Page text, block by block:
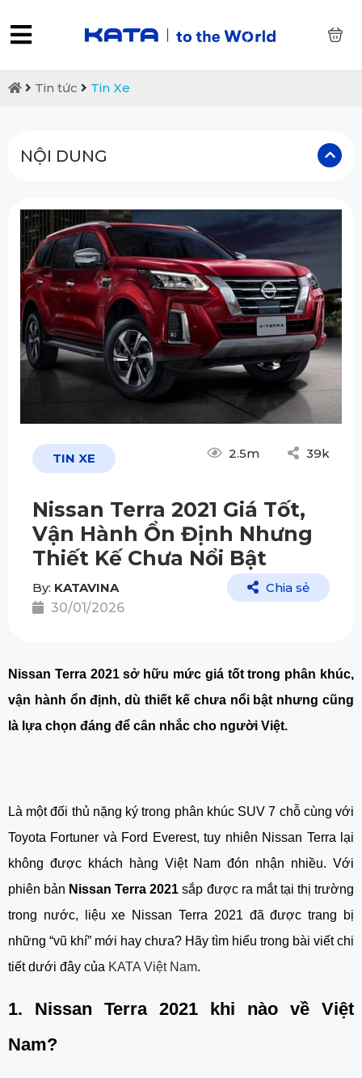
Tin tức Tin Xe
NỘI DUNG
TIN XE 2.5m 39k
Nissan Terra 2021 Giá Tốt,
Vận Hành Ổn Định Nhưng
Thiết Kế Chưa Nổi Bật
By: KATAVINA
30/01/2026
Chia sẻ
Nissan Terra 2021 sở hữu mức giá tốt trong phân khúc,
vận hành ổn định, dù thiết kế chưa nổi bật nhưng cũng
là lựa chọn đáng để cân nhắc cho người Việt.
Là một đối thủ nặng ký trong phân khúc SUV 7 chỗ cùng với
Toyota Fortuner và Ford Everest, tuy nhiên Nissan Terra lại
không được khách hàng Việt Nam đón nhận nhiều. Với
phiên bản Nissan Terra 2021 sắp được ra mắt tại thị trường
trong nước, liệu xe Nissan Terra 2021 đã được trang bị
những “vũ khí” mới hay chưa? Hãy tìm hiểu trong bài viết chi
tiết dưới đây của KATA Việt Nam.
1. Nissan Terra 2021 khi nào về Việt
Nam?